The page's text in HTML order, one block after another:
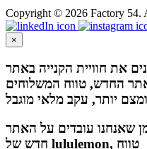
Copyright © 2026 Factory 54.
×
החדש, טווח המשלוחים
שאנחנו עובדים על האתר
חדש של lululemon, טווח